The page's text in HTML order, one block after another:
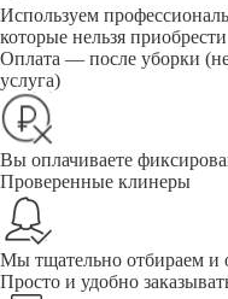
Используем
которые нельзя
Оплата — после уборки
услуга)
Вы оплачиваете
Проверенные клинеры
Мы тщательно отбираем и
Просто и удобно